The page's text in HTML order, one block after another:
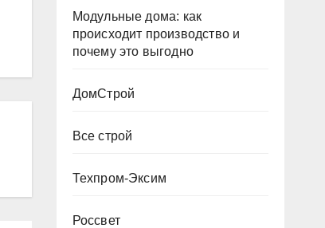
Модульные дома: как
происходит производство и
почему это выгодно
ДомСтрой
Все строй
Техпром-Эксим
Россвет